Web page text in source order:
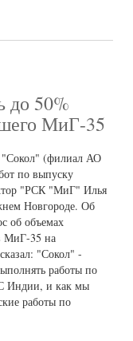
до 50%
МиГ-35
"Сокол" (филиал АО
по выпуску
"РСК "МиГ" Илья
Новгороде. Об
об объемах
МиГ-35 на
"Сокол" -
работы по
Индии, и как мы
работы по